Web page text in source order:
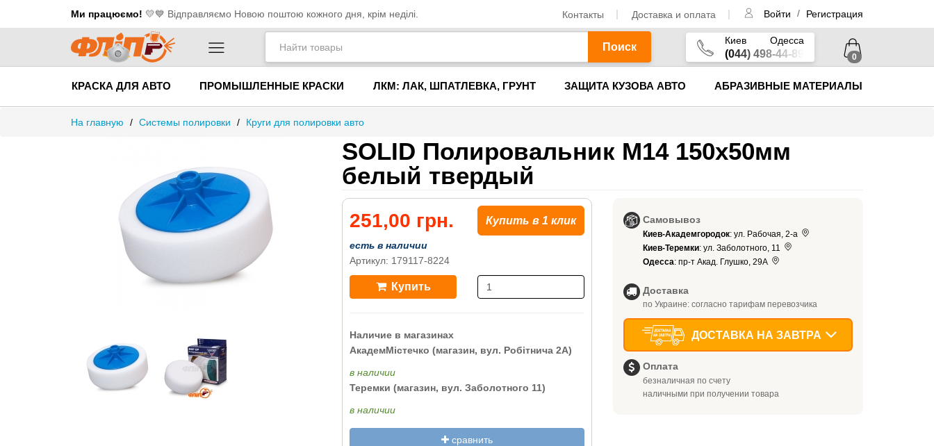
Ми працюємо! 💛​💙 Відправляємо Новою поштою кожного дня, крім неділі. Контакты Доставка и оплата Войти / Регистрация
Поиск
Киев Одесса
(044) 498-44-89 0
КРАСКА ДЛЯ АВТО ПРОМЫШЛЕННЫЕ КРАСКИ ЛКМ: ЛАК, ШПАТЛЕВКА, ГРУНТ ЗАЩИТА КУЗОВА АВТО АБРАЗИВНЫЕ МАТЕРИАЛЫ
На главную / Системы полировки / Круги для полировки авто
SOLID Полировальник М14 150x50мм
белый твердый
251,00 грн. Купить в 1 клик
есть в наличии
Артикул: 179117-8224
Купить
Наличие в магазинах
АкадемМістечко (магазин, вул. Робітнича 2А)
в наличии
Теремки (магазин, вул. Заболотного 11)
в наличии
сравнить
Самовывоз
Киев-Академгородок: ул. Рабочая, 2-а
Киев-Теремки: ул. Заболотного, 11
Одесса: пр-т Акад. Глушко, 29А
Доставка
по Украине: согласно тарифам перевозчика
ДОСТАВКА НА ЗАВТРА
Оплата
безналичная по счету
наличными при получении товара